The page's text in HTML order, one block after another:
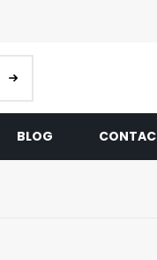
BLOG